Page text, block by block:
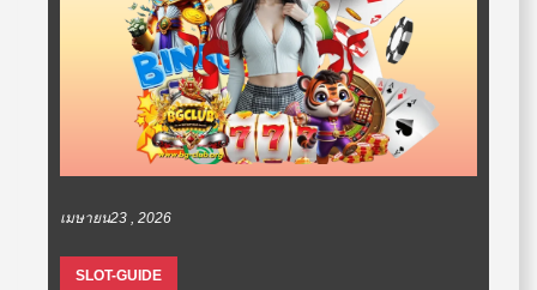
เมษายน23 , 2026
SLOT-GUIDE